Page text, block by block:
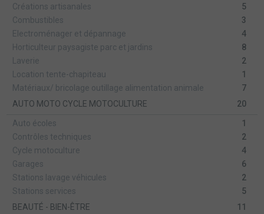
Créations artisanales
5
Combustibles
3
Electroménager et dépannage
4
Horticulteur paysagiste parc et jardins
8
Laverie
2
Location tente-chapiteau
1
Matériaux/ bricolage outillage alimentation animale
7
AUTO MOTO CYCLE MOTOCULTURE
20
Auto écoles
1
Contrôles techniques
2
Cycle motoculture
4
Garages
6
Stations lavage véhicules
2
Stations services
5
BEAUTÉ - BIEN-ÊTRE
11